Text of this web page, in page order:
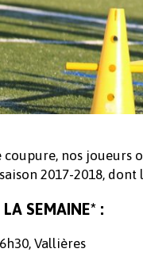
coupure, nos
2017-2018,
SEMAINE* :
Vallières